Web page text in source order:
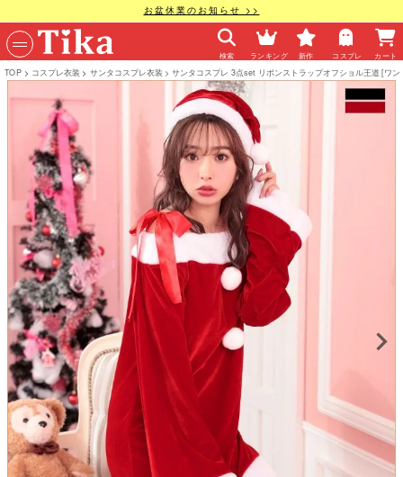
お盆休業のお知らせ >>
検索 ランキング 新作 コスプレ カート
TOP コスプレ衣装 サンタコスプレ衣装 サンタコスプレ 3点set リボンストラップオフショル王道 [ワ